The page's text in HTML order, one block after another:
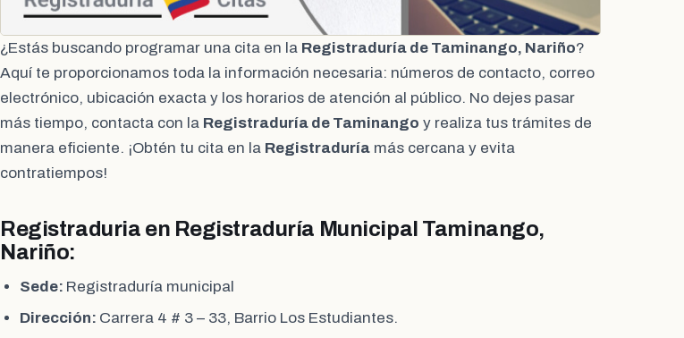
¿Estás buscando programar una cita en la Registraduría de Taminango, Nariño?
Aquí te proporcionamos toda la información necesaria: números de contacto, correo
electrónico, ubicación exacta y los horarios de atención al público. No dejes pasar
más tiempo, contacta con la Registraduría de Taminango y realiza tus trámites de
manera eficiente. ¡Obtén tu cita en la Registraduría más cercana y evita
contratiempos!
Registraduria en Registraduría Municipal Taminango,
Nariño:
Sede: Registraduría municipal
Dirección: Carrera 4 # 3 – 33, Barrio Los Estudiantes.